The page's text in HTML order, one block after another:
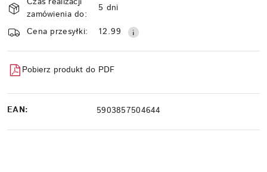
i
dostawa
zamówienia do:
5 dni
Cena przesyłki:
12.99
Pobierz produkt do PDF
EAN: 5903857504644